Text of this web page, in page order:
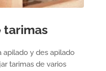
tarimas
apilado y des apilado
tarimas de varios